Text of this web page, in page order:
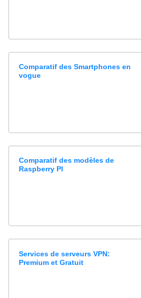
Comparatif des Smartphones en
vogue
Comparatif des modèles de
Raspberry PI
Services de serveurs VPN:
Premium et Gratuit